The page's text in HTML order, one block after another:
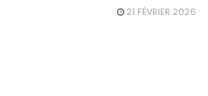
21 FÉVRIER 2026